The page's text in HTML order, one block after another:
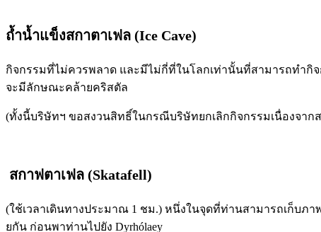
ถ้ำน้ำแข็งสกาตาเฟล (Ice Cave)
กิจกรรมที่ไม่ควรพลาด และมีไม่กี่ที่ในโลกเท่านั้นที่สามารถทำกิ
จะมีลักษณะคล้ายคริสตัล
(ทั้งนี้บริษัทฯ ขอสงวนสิทธิ์ในกรณีบริษัทยกเลิกกิจกรรมเนื่องจา
สกาฟตาเฟล (Skatafell)
(ใช้เวลาเดินทางประมาณ 1 ชม.) หนึ่งในจุดที่ท่านสามารถเก็บภ
ยกัน ก่อนพาท่านไปยัง Dyrhólaey